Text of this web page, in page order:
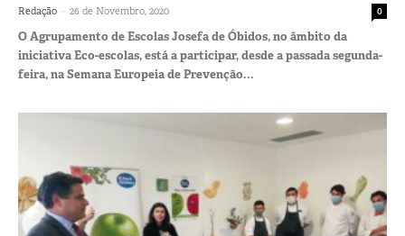
Redação - 26 de Novembro, 2020 0
O Agrupamento de Escolas Josefa de Óbidos, no âmbito da
iniciativa Eco-escolas, está a participar, desde a passada segunda-
feira, na Semana Europeia de Prevenção...